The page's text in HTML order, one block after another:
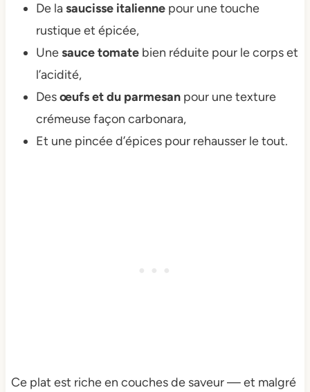
De lasaucisse italiennepour une touche
rustique et épicée,
Unesauce tomatebien réduite pour le corps et
l’acidité,
Desœufs et du parmesanpour une texture
crémeuse façon carbonara,
Et une pincée d’épices pour rehausser le tout.
Ce plat est riche en couches de saveur — et malgré